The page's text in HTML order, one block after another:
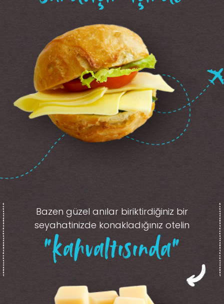
Bazen güzel anılar biriktirdiğiniz bir
seyahatinizde konakladığınız otelin
“kahvaltısında”